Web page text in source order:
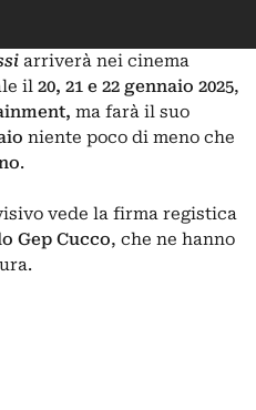
arriverà nei cinema
il 20, 21 e 22 gennaio 2025,
, ma farà il suo
niente poco di meno che
.
vede la firma registica
Gep Cucco, che ne hanno